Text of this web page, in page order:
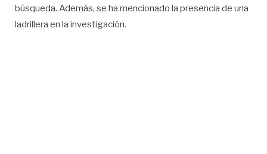
búsqueda. Además, se ha mencionado la presencia de una
ladrillera en la investigación.